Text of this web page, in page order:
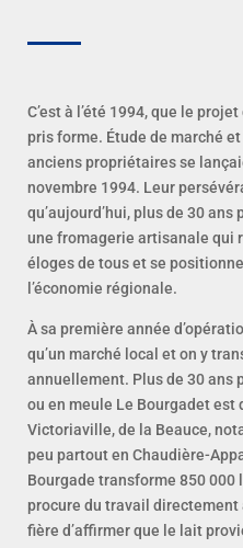
C’est à l’été 1994, que le
pris forme. Étude de marché
anciens propriétaires se
novembre 1994. Leur
qu’aujourd’hui, plus de 30
une fromagerie artisanale qui
éloges de tous et se
l’économie régionale.
À sa première année
qu’un marché local et on y
annuellement. Plus de 30 ans
ou en meule Le Bourgadet
Victoriaville, de la Beauce,
peu partout en
Bourgade transforme 850
procure du travail directement
fière d’affirmer que le lait